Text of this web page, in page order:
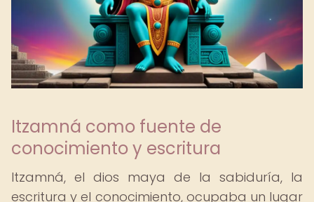
Itzamná como fuente de
conocimiento y escritura
Itzamná, el dios maya de la sabiduría, la
escritura y el conocimiento, ocupaba un lugar